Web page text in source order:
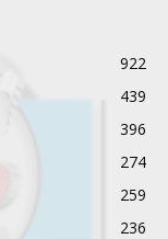
922
439
396
274
259
236